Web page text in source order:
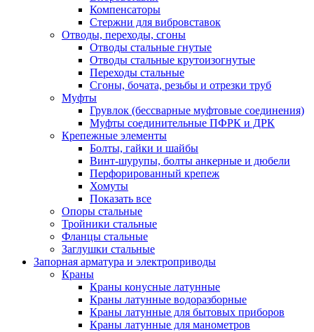
Компенсаторы
Стержни для вибровставок
Отводы, переходы, сгоны
Отводы стальные гнутые
Отводы стальные крутоизогнутые
Переходы стальные
Сгоны, бочата, резьбы и отрезки труб
Муфты
Грувлок (бессварные муфтовые соединения)
Муфты соединительные ПФРК и ДРК
Крепежные элементы
Болты, гайки и шайбы
Винт-шурупы, болты анкерные и дюбели
Перфорированный крепеж
Хомуты
Показать все
Опоры стальные
Тройники стальные
Фланцы стальные
Заглушки стальные
Запорная арматура и электроприводы
Краны
Краны конусные латунные
Краны латунные водоразборные
Краны латунные для бытовых приборов
Краны латунные для манометров